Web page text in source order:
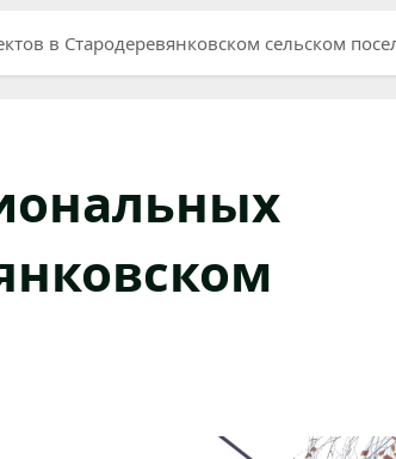
в Стародеревянковском сельском